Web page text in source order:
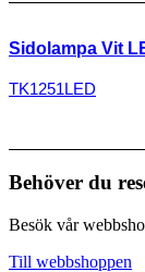
Sidolampa Vit
TK1251LED
Behöver du
Besök vår
Till webbshoppen